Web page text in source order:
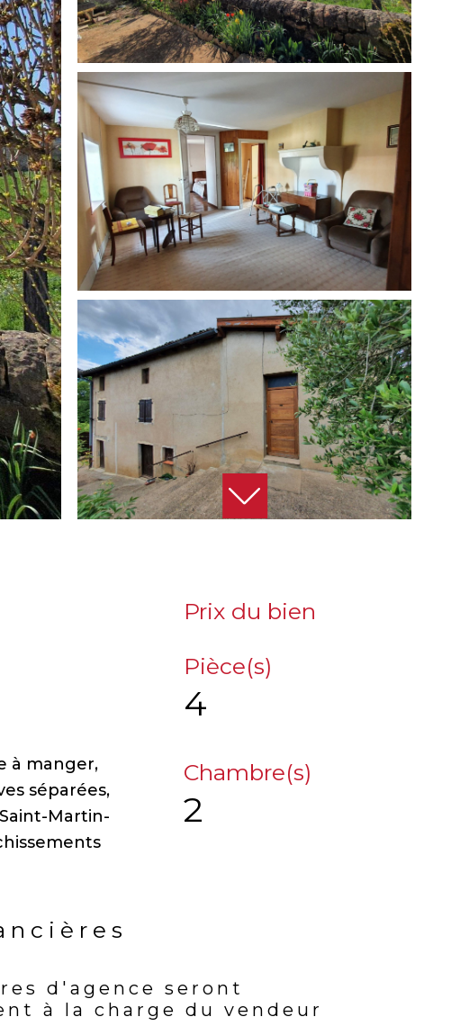
à manger,
séparées,
Martin-
Prix du bien
Pièce(s)
4
Chambre(s)
2
Valeursd'agence seront
à la charge du vendeur